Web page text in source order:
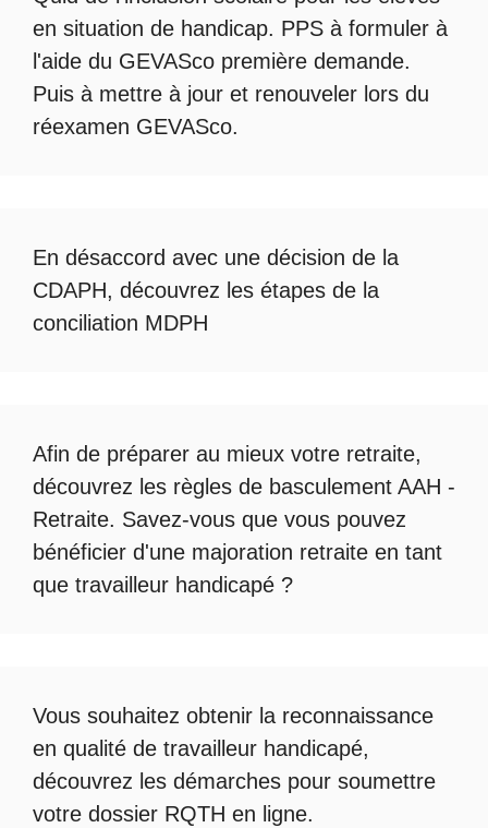
en situation de handicap. PPS à formuler à
l'aide du GEVASco première demande.
Puis à mettre à jour et renouveler lors du
réexamen GEVASco.
En désaccord avec une décision de la
CDAPH, découvrez les étapes de la
conciliation MDPH
Afin de préparer au mieux votre retraite,
découvrez les règles de basculement AAH -
Retraite. Savez-vous que vous pouvez
bénéficier d'une majoration retraite en tant
que travailleur handicapé ?
Vous souhaitez obtenir la reconnaissance
en qualité de travailleur handicapé,
découvrez les démarches pour soumettre
votre dossier RQTH en ligne.